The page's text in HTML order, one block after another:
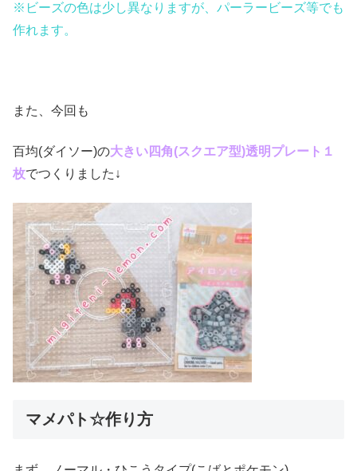
※ビーズの色は少し異なりますが、パーラービーズ等でも
作れます。
また、今回も
百均(ダイソー)の大きい四角(スクエア型)透明プレート１
枚でつくりました↓
マメパト☆作り方